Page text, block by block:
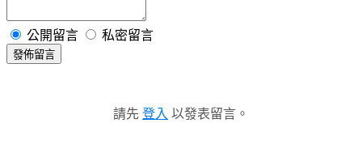
公開留言 私密留言
發佈留言
請先 登入 以發表留言。